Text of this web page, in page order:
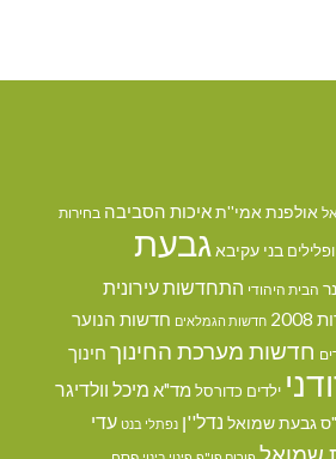
אולפנת אמי''תאיכות הסביבה בחירות
בני עקיבאגבעת
הבית היהודי התחדשות עירונית
חדשות הגמלאים חדשות הנוער
חדשות מערכת החינוך חינוך
ילדים כדורסל מד"א מיכל וולדיגר
גבעת שמואל נדל''ן נפתלי בנט עדי